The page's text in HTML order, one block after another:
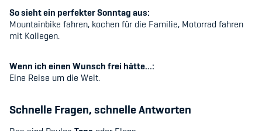
Team
Offene Stellen
Mitgliedervereine
Sponsoren und Partner
Netzwerk
So sieht ein perfekter Sonntag aus:
Mountainbike fahren, kochen für die Familie, Motorrad fahren
mit Kollegen.
Wenn ich einen Wunsch frei hätte…:
Eine Reise um die Welt.
Schnelle Fragen, schnelle Antworten